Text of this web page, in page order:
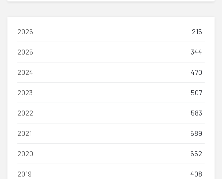
2026 215
2025 344
2024 470
2023 507
2022 583
2021 689
2020 652
2019 408